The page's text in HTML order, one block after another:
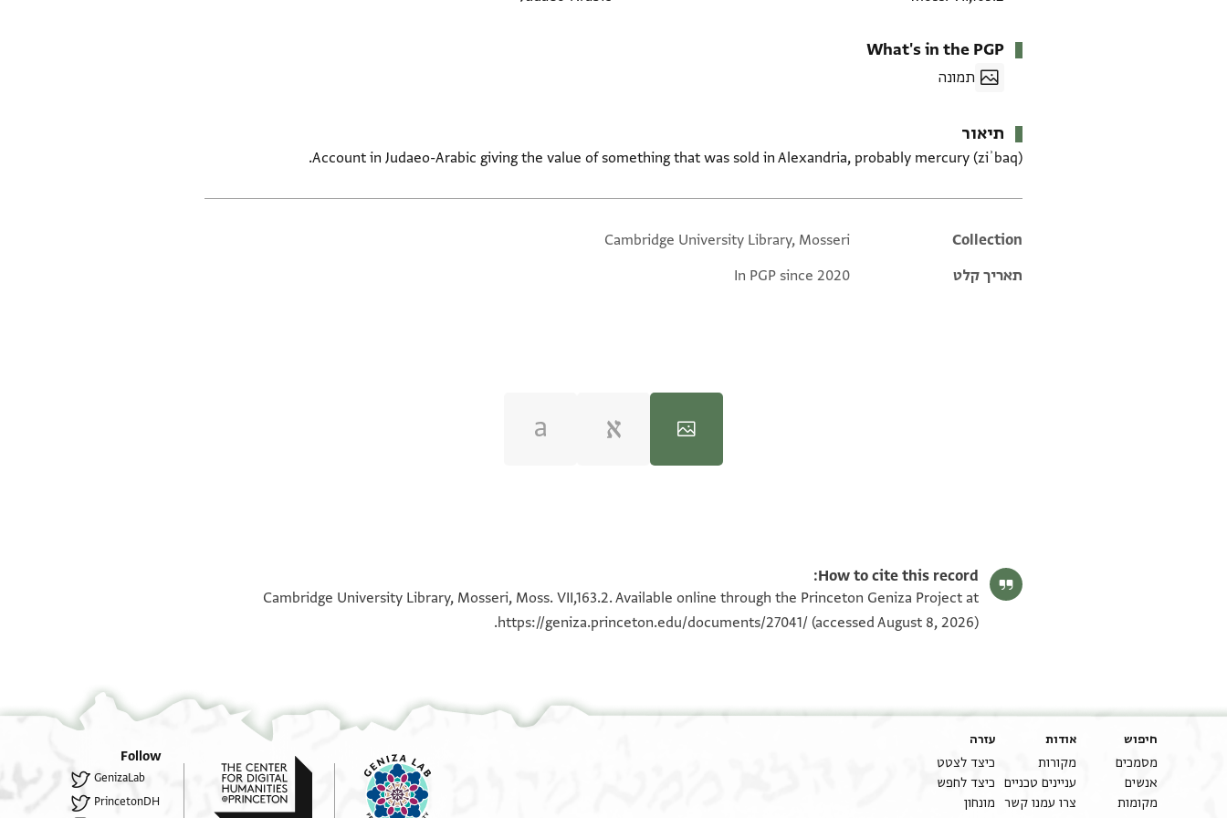
What's in the PGP
תמונה
תיאור
Account in Judaeo-Arabic giving the value of something that was sold in Alexandria, probably mercury (ziʾbaq).
Additional metadata
Collection
Cambridge University Library, Mosseri
תאריך קלט
In PGP since 2020
100%
100%
How to cite this record:
Cambridge University Library, Mosseri, Moss. VII,163.2. Available online through the Princeton Geniza Project at
https://geniza.princeton.edu/documents/27041/ (accessed August 8, 2026).
חיפוש
מסמכים
אנשים
מקומות
אודות
מקורות
עניינים טכניים
צרו עמנו קשר
עזרה
כיצד לצטט
כיצד לחפש
מונחון
Follow
GenizaLab
PrincetonDH